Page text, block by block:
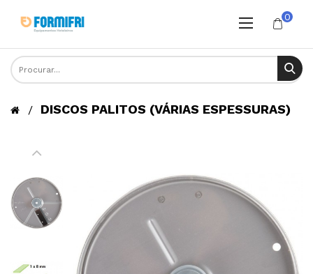
0
DISCOS PALITOS (VÁRIAS ESPESSURAS)